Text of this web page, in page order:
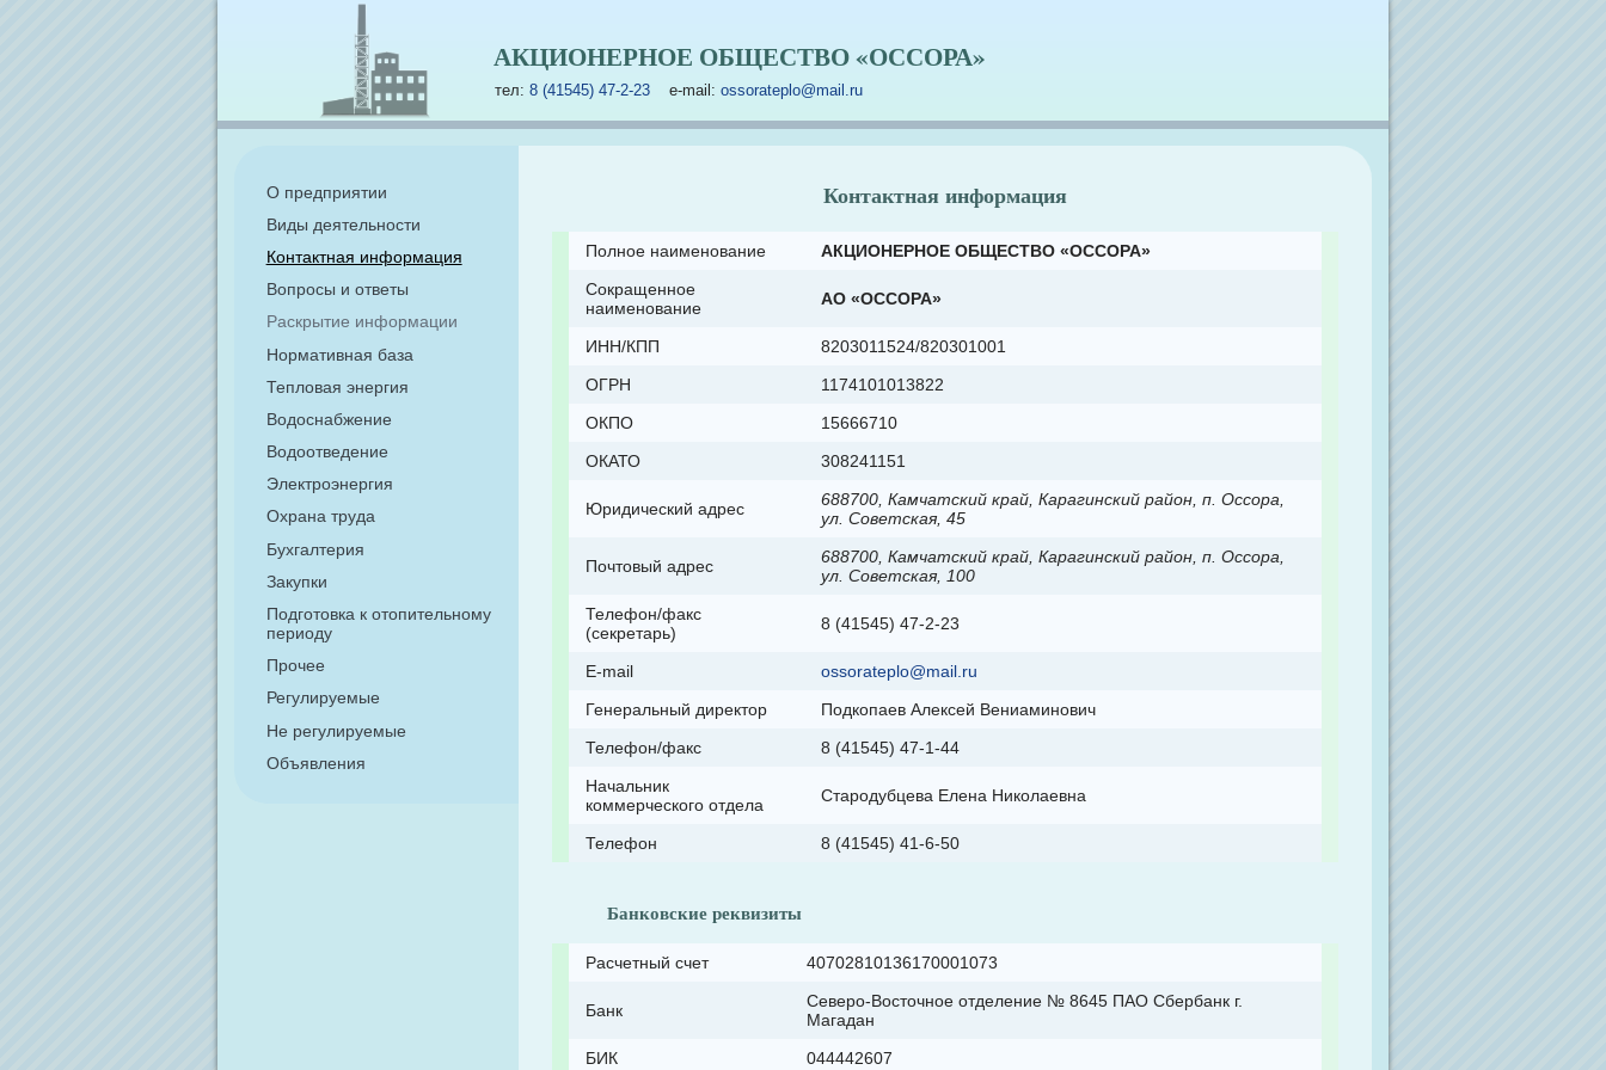
АКЦИОНЕРНОЕ ОБЩЕСТВО «ОССОРА»
тел: 8 (41545) 47-2-23e-mail: ossorateplo@mail.ru
О предприятии
Виды деятельности
Контактная информация
Вопросы и ответы
Раскрытие информации
Нормативная база
Тепловая энергия
Водоснабжение
Водоотведение
Электроэнергия
Охрана труда
Бухгалтерия
Закупки
Подготовка к отопительному
периоду
Прочее
Регулируемые
Не регулируемые
Объявления
Контактная информация
Полное наименование
АКЦИОНЕРНОЕ ОБЩЕСТВО «ОССОРА»
Сокращенное
наименование
АО «ОССОРА»
ИНН/КПП
8203011524/820301001
ОГРН
1174101013822
ОКПО
15666710
ОКАТО
308241151
Юридический адрес
688700, Камчатский край, Карагинский район, п. Оссора,
ул. Советская, 45
Почтовый адрес
688700, Камчатский край, Карагинский район, п. Оссора,
ул. Советская, 100
Телефон/факс
(секретарь)
8 (41545) 47-2-23
E-mail
ossorateplo@mail.ru
Генеральный директор
Подкопаев Алексей Вениаминович
Телефон/факс
8 (41545) 47-1-44
Начальник
коммерческого отдела
Стародубцева Елена Николаевна
Телефон 8 (41545) 41-6-50
Банковские реквизиты
Расчетный счет 40702810136170001073
Банк
Северо-Восточное отделение № 8645 ПАО Сбербанк г.
Магадан
БИК
044442607